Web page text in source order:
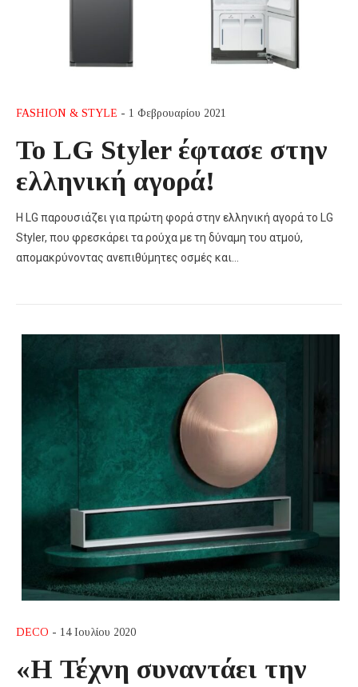
FASHION & STYLE - 1 Φεβρουαρίου 2021
Το LG Styler έφτασε στην
ελληνική αγορά!
Η LG παρουσιάζει για πρώτη φορά στην ελληνική αγορά το LG
Styler, που φρεσκάρει τα ρούχα με τη δύναμη του ατμού,
απομακρύνοντας ανεπιθύμητες οσμές και…
DECO - 14 Ιουλίου 2020
«Η Τέχνη συναντάει την